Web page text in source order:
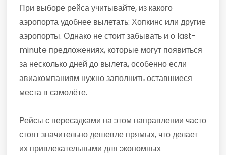
При выборе рейса учитывайте, из какого
аэропорта удобнее вылетать: Хопкинс или другие
аэропорты. Однако не стоит забывать и о last-
minute предложениях, которые могут появиться
за несколько дней до вылета, особенно если
авиакомпаниям нужно заполнить оставшиеся
места в самолёте.
Рейсы с пересадками на этом направлении часто
стоят значительно дешевле прямых, что делает
их привлекательными для экономных